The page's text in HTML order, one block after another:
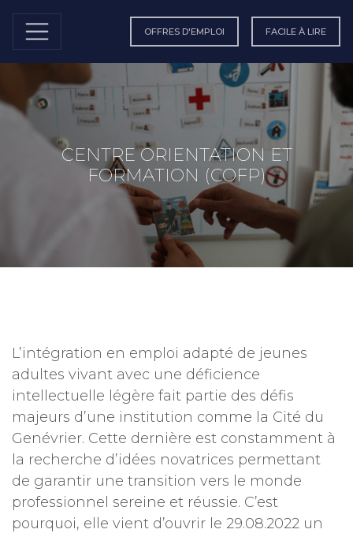
OFFRES D'EMPLOI FACILE À LIRE
CENTRE ORIENTATION ET
FORMATION (COFP)
L’intégration en emploi adapté de jeunes
adultes vivant avec une déficience
intellectuelle légère fait partie des défis
majeurs d’une institution comme la Cité du
Genévrier. Cette dernière est constamment à
la recherche d’idées novatrices permettant
de garantir une transition vers le monde
professionnel sereine et réussie. C’est
pourquoi, elle vient d’ouvrir le 29.08.2022 un